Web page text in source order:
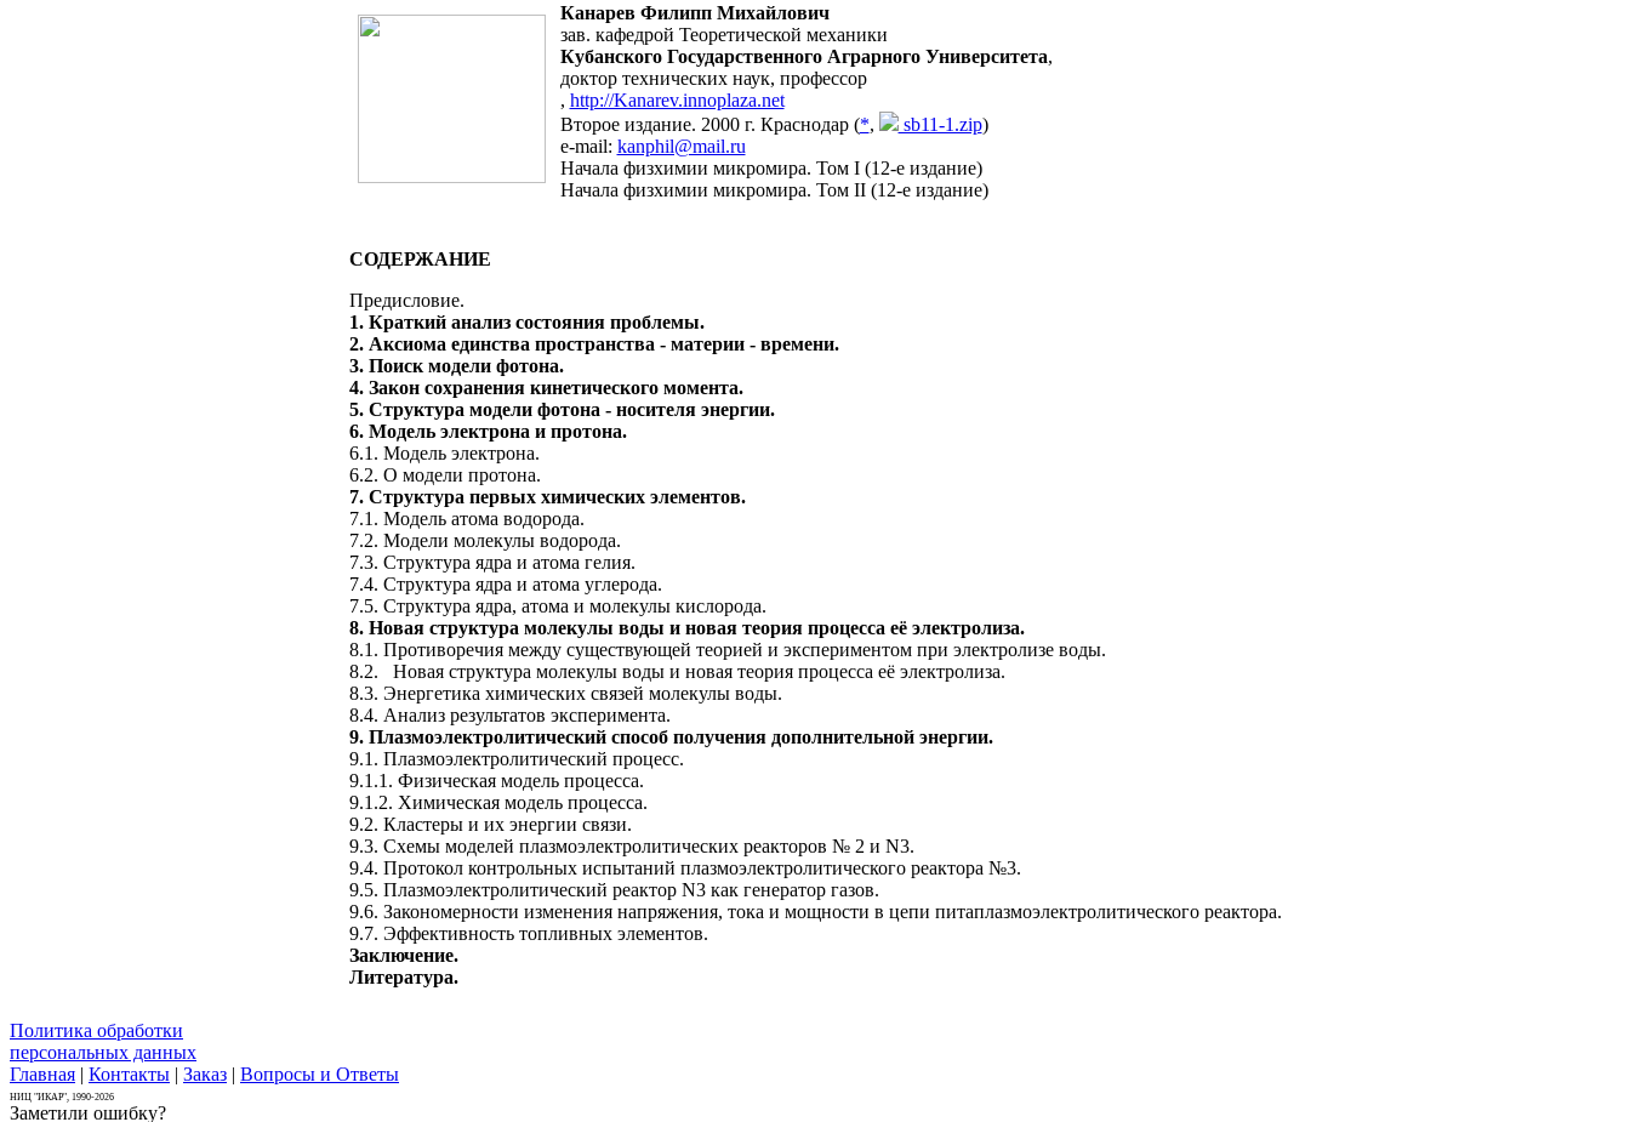
Канарев Филипп Михайлович
зав. кафедрой Теоретической механики
Кубанского Государственного Аграрного Университета,
доктор технических наук, профессор
, http://Kanarev.innoplaza.net
Второе издание. 2000 г. Краснодар (*, sb11-1.zip)
e-mail: kanphil@mail.ru
Начала физхимии микромира. Том I (12-е издание)
Начала физхимии микромира. Том II (12-е издание)
СОДЕРЖАНИЕ
Предисловие.
1. Краткий анализ состояния проблемы.
2. Аксиома единства пространства - материи - времени.
3. Поиск модели фотона.
4. Закон сохранения кинетического момента.
5. Структура модели фотона - носителя энергии.
6. Модель электрона и протона.
6.1. Модель электрона.
6.2. О модели протона.
7. Структура первых химических элементов.
7.1. Модель атома водорода.
7.2. Модели молекулы водорода.
7.3. Структура ядра и атома гелия.
7.4. Структура ядра и атома углерода.
7.5. Структура ядра, атома и молекулы кислорода.
8. Новая структура молекулы воды и новая теория процесса её электролиза.
8.1. Противоречия между существующей теорией и экспериментом при электролизе воды.
8.2. Новая структура молекулы воды и новая теория процесса её электролиза.
8.3. Энергетика химических связей молекулы воды.
8.4. Анализ результатов эксперимента.
9. Плазмоэлектролитический способ получения дополнительной энергии.
9.1. Плазмоэлектролитический процесс.
9.1.1. Физическая модель процесса.
9.1.2. Химическая модель процесса.
9.2. Кластеры и их энергии связи.
9.3. Схемы моделей плазмоэлектролитических реакторов № 2 и N3.
9.4. Протокол контрольных испытаний плазмоэлектролитического реактора №3.
9.5. Плазмоэлектролитический реактор N3 как генератор газов.
9.6. Закономерности изменения напряжения, тока и мощности в цепи питаплазмоэлектролитического реактора.
9.7. Эффективность топливных элементов.
Заключение.
Литература.
Политика обработки
персональных данных
Главная | Контакты | Заказ | Вопросы и Ответы
НИЦ "ИКАР", 1990-2026
Заметили ошибку?